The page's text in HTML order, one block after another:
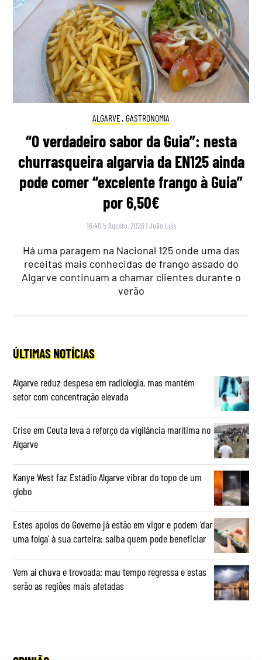
ALGARVE, GASTRONOMIA
“O verdadeiro sabor da Guia”: nesta
churrasqueira algarvia da EN125 ainda
pode comer “excelente frango à Guia”
por 6,50€
16:40 5 Agosto, 2026 |João Luís
Há uma paragem na Nacional 125 onde uma das
receitas mais conhecidas de frango assado do
Algarve continuam a chamar clientes durante o
verão
ÚLTIMAS NOTÍCIAS
Algarve reduz despesa em radiologia, mas mantém
setor com concentração elevada
Crise em Ceuta leva a reforço da vigilância marítima no
Algarve
Kanye West faz Estádio Algarve vibrar do topo de um
globo
Estes apoios do Governo já estão em vigor e podem ‘dar
uma folga’ à sua carteira: saiba quem pode beneficiar
Vem aí chuva e trovoada: mau tempo regressa e estas
serão as regiões mais afetadas